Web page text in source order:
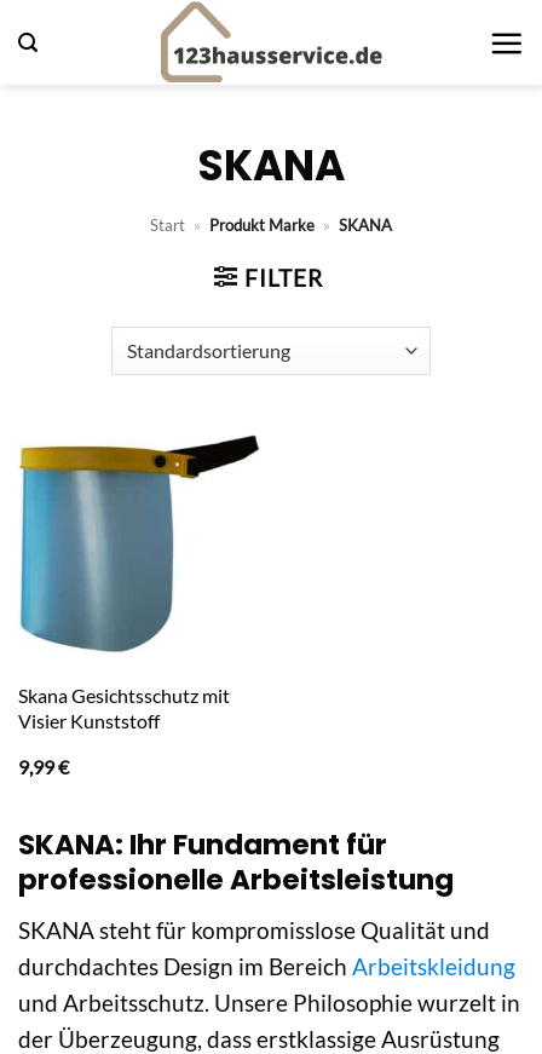
Inhalt
SKANA
Start » Produkt Marke » SKANA
FILTER
Skana Gesichtsschutz mit
Visier Kunststoff
9,99€
SKANA: Ihr Fundament für
professionelle Arbeitsleistung
SKANA steht für kompromisslose Qualität und
durchdachtes Design im Bereich Arbeitskleidung
und Arbeitsschutz. Unsere Philosophie wurzelt in
der Überzeugung, dass erstklassige Ausrüstung